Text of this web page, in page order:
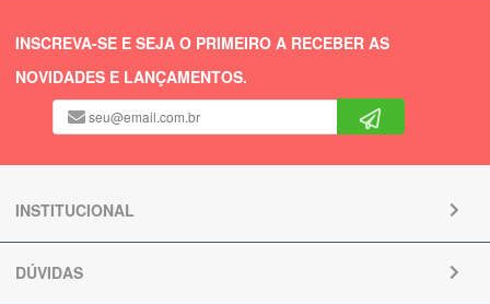
INSCREVA-SE E SEJA O PRIMEIRO A RECEBER AS
NOVIDADES E LANÇAMENTOS.
INSTITUCIONAL
DÚVIDAS